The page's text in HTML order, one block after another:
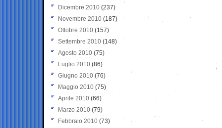
Dicembre 2010 (237)
Novembre 2010 (187)
Ottobre 2010 (157)
Settembre 2010 (148)
Agosto 2010 (75)
Luglio 2010 (86)
Giugno 2010 (76)
Maggio 2010 (75)
Aprile 2010 (66)
Marzo 2010 (79)
Febbraio 2010 (73)